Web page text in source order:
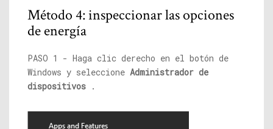
Método 4: inspeccionar las opciones
de energía
PASO 1 - Haga clic derecho en el botón de
Windows y seleccione Administrador de
dispositivos .